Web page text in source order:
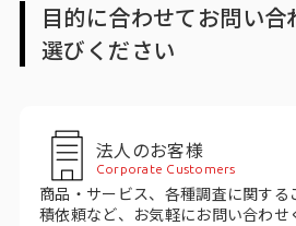
トップ
サービストップ
マーケティングリサーチ
目的に合わせてお問い
選びください
法人のお客様
Corporate Customers
商品・サービス、各種調査に関す
積依頼など、お気軽にお問い合わせ